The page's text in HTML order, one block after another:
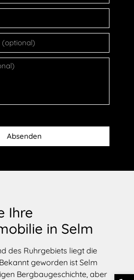
Absenden
Ihre
in Selm
des Ruhrgebiets liegt die
geworden ist Selm
Bergbaugeschichte, aber